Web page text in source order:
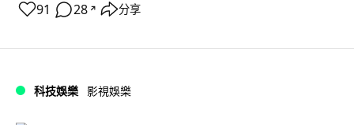
91 28 ↗ 分享
科技娛樂 影視娛樂